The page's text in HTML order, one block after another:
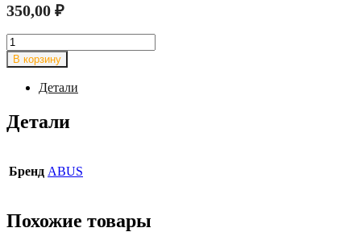
350,00 ₽
Количество
товара
Заготовка
плоского
ключа
(импорт)
ABU30D_AU56/BG21_AB39_ABS54
В корзину
Детали
Детали
Бренд ABUS
Похожие товары